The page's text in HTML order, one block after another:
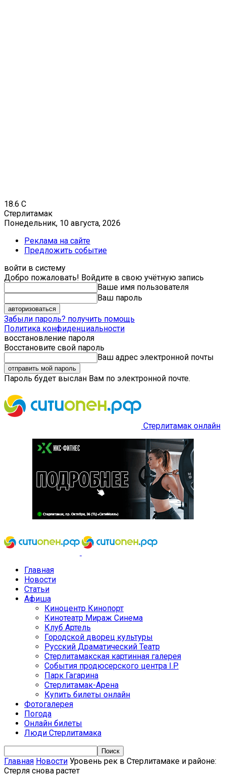
18.6 C
Стерлитамак
Понедельник, 10 августа, 2026
Реклама на сайте
Предложить событие
войти в систему
Добро пожаловать! Войдите в свою учётную запись
Ваше имя пользователя
Ваш пароль
Забыли пароль? получить помощь
Политика конфиденциальности
восстановление пароля
Восстановите свой пароль
Ваш адрес электронной почты
Пароль будет выслан Вам по электронной почте.
Стерлитамак онлайн
Главная
Новости
Статьи
Афиша
Киноцентр Кинопорт
Кинотеатр Мираж Синема
Клуб Артель
Городской дворец культуры
Русский Драматический Театр
Стерлитамакская картинная галерея
События продюсерского центра I.P.
Парк Гагарина
Стерлитамак-Арена
Купить билеты онлайн
Фотогалерея
Погода
Онлайн билеты
Люди Стерлитамака
Главная Новости Уровень рек в Стерлитамаке и районе:
Стерля снова растет